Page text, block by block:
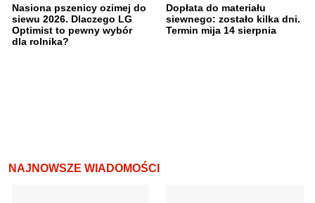
Nasiona pszenicy ozimej do
siewu 2026. Dlaczego LG
Optimist to pewny wybór
dla rolnika?
Dopłata do materiału
siewnego: zostało kilka dni.
Termin mija 14 sierpnia
NAJNOWSZE WIADOMOŚCI